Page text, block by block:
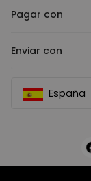
Pagar con
Enviar con
España